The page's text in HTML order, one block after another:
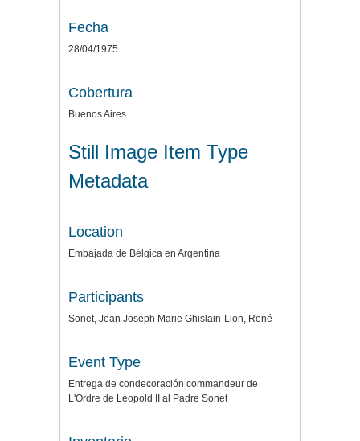
Fecha
28/04/1975
Cobertura
Buenos Aires
Still Image Item Type
Metadata
Location
Embajada de Bélgica en Argentina
Participants
Sonet, Jean Joseph Marie Ghislain-Lion, René
Event Type
Entrega de condecoración commandeur de
L'Ordre de Léopold II al Padre Sonet